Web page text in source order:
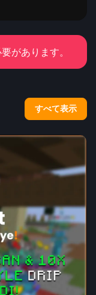
があります。
すべて表示